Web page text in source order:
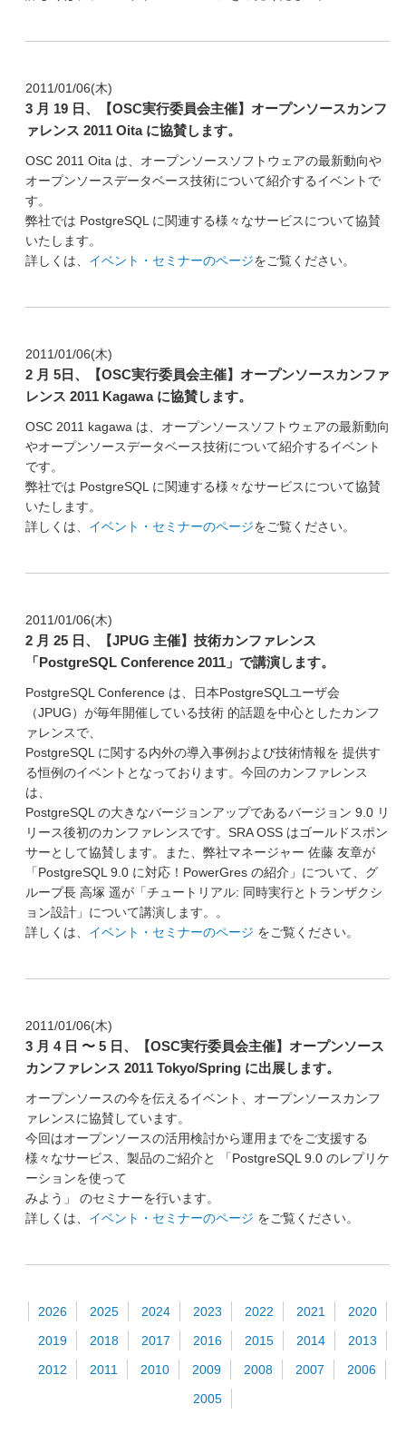
2011/01/06(木)
3 月 19 日、【OSC実行委員会主催】オープンソースカンフ
ァレンス 2011 Oita に協賛します。
OSC 2011 Oita は、オープンソースソフトウェアの最新動向や
オープンソースデータベース技術について紹介するイベントで
す。
弊社では PostgreSQL に関連する様々なサービスについて協賛
いたします。
詳しくは、 イベント・セミナーのページをご覧ください。
2011/01/06(木)
2 月 5日、【OSC実行委員会主催】オープンソースカンファ
レンス 2011 Kagawa に協賛します。
OSC 2011 kagawa は、オープンソースソフトウェアの最新動向
やオープンソースデータベース技術について紹介するイベント
です。
弊社では PostgreSQL に関連する様々なサービスについて協賛
いたします。
詳しくは、 イベント・セミナーのページをご覧ください。
2011/01/06(木)
2 月 25 日、【JPUG 主催】技術カンファレンス
「PostgreSQL Conference 2011」で講演します。
PostgreSQL Conference は、日本PostgreSQLユーザ会
（JPUG）が毎年開催している技術 的話題を中心としたカンフ
ァレンスで、
PostgreSQL に関する内外の導入事例および技術情報を 提供す
る恒例のイベントとなっております。今回のカンファレンス
は、
PostgreSQL の大きなバージョンアップであるバージョン 9.0 リ
リース後初のカンファレンスです。SRA OSS はゴールドスポン
サーとして協賛します。また、弊社マネージャー 佐藤 友章が
「PostgreSQL 9.0 に対応！PowerGres の紹介」について、グ
ループ長 高塚 遥が「チュートリアル: 同時実行とトランザクシ
ョン設計」について講演します。。
詳しくは、 イベント・セミナーのページ をご覧ください。
2011/01/06(木)
3 月 4 日 〜 5 日、【OSC実行委員会主催】オープンソース
カンファレンス 2011 Tokyo/Spring に出展します。
オープンソースの今を伝えるイベント、オープンソースカンフ
ァレンスに協賛しています。
今回はオープンソースの活用検討から運用までをご支援する
様々なサービス、製品のご紹介と 「PostgreSQL 9.0 のレプリケ
ーションを使って
みよう」 のセミナーを行います。
詳しくは、 イベント・セミナーのページ をご覧ください。
2026 2025 2024 2023 2022 2021
2020
2019
2018 2017 2016 2015 2014
2013
2012
2011 2010 2009 2008 2007
2006
2005